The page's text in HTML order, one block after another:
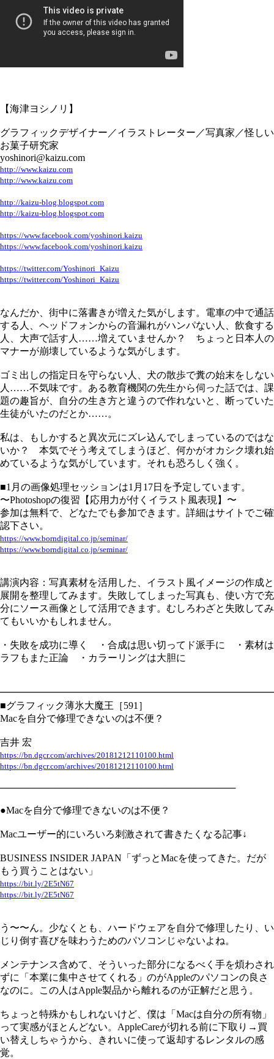
【海津ヨシノリ】
グラフィックデザイナー／イラストレーター／写真家／怪しい
お菓子研究家
yoshinori@kaizu.com
http://www.kaizu.com
http://www.kaizu.com
http://kaizu-blog.blogspot.com
http://kaizu-blog.blogspot.com
https://www.facebook.com/yoshinori.kaizu
https://www.facebook.com/yoshinori.kaizu
https://twitter.com/Yoshinori_Kaizu
https://twitter.com/Yoshinori_Kaizu
なんだか、街中に落書きが増えた気がします。電車の中で通話
する人、ヘッドフォンからの音漏れがハンパない人、飲食する
人、大声で話す人……増えていませんか？ ちょっと日本人の
マナーが崩壊しているような気がします。
ゴミ出しの指定日を守らない人、犬の散歩で糞の始末をしない
人……不気味です。ある教育機関の先生から伺った話では、課
題の趣旨が、自分の生き方と違うので作れないと、断っていた
生徒がいたのだとか……。
私は、もしかすると異次元にズレ込んでしまっているのではな
いか？ 本気でそう考えてしまうほど、何かがオカシク壊れ始
めているような気がしています。それも恐ろしく強く。
■1月の画像処理セッションは1月17日を予定しています。
〜Photoshopの復習【応用力が付くイラスト風表現】〜
参加は無料で、どなたでも参加できます。詳細はサイトでご確
認下さい。
https://www.borndigital.co.jp/seminar/
https://www.borndigital.co.jp/seminar/
講演内容：写真素材を活用した、イラスト風イメージの作成と
展開を整理してみます。失敗してしまった写真も、使い方で充
分にソース画像として活用できます。むしろわざと失敗してみ
てもいいかもしれません。
・失敗を成功に導く ・合成は思い切ってド派手に ・素材は
ラフもまた正論 ・カラーリングは大胆に
■グラフィック薄氷大魔王［591］
Macを自分で修理できないのは不便？
吉井 宏
https://bn.dgcr.com/archives/20181212110100.html
https://bn.dgcr.com/archives/20181212110100.html
───────────────────────────────────
●Macを自分で修理できないのは不便？
Macユーザー的にいろいろ刺激されて書きたくなる記事↓
BUSINESS INSIDER JAPAN「ずっとMacを使ってきた。だが
もう買うことはない」
https://bit.ly/2E5tN67
https://bit.ly/2E5tN67
う〜〜ん。少なくとも、ハードウェアを自分で修理したり、い
じり倒す喜びを味わうためのパソコンじゃないよね。
メンテナンス含めて、そういった部分になるべく手を煩わされ
ずに「本業に集中させてくれる」のがAppleのパソコンの良さ
なのに。この人はApple製品から離れるのが正解だと思う。
ちょっと特殊かもしれないけど、僕は「Macは自分の所有物」
って実感がほとんどない。AppleCareが切れる前に下取り→買
い替えしちゃうから、きれいに使って返却するレンタルの感
覚。